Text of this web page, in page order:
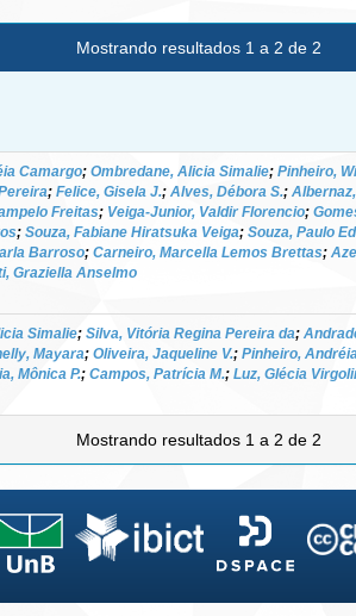
Mostrando resultados 1 a 2 de 2
Camargo; Ombredane, Alicia Simalie; Pinheiro,
; Felice, Gisela J.; Alves, Débora S.;
Freitas; Veiga-Junior, Valdir Florencio;
; Souza, Fabiane Hiratsuka Veiga; Souza, Paulo
Barroso; Carneiro, Marcella Lemos Brettas;
Graziella Anselmo
Simalie; Silva, Vitória Regina Pereira da;
Mayara; Oliveira, Jaqueline V.; Pinheiro,
Mônica P.; Campos, Patrícia M.; Luz, Glécia
Mostrando resultados 1 a 2 de 2